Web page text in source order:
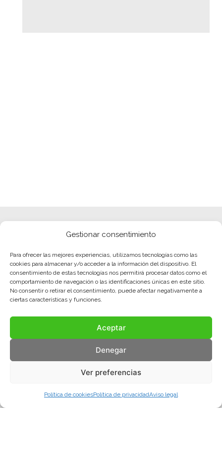
Gestionar consentimiento
Para ofrecer las mejores experiencias, utilizamos tecnologías como las
cookies para almacenar y/o acceder a la información del dispositivo. El
consentimiento de estas tecnologías nos permitirá procesar datos como el
comportamiento de navegación o las identificaciones únicas en este sitio.
No consentir o retirar el consentimiento, puede afectar negativamente a
ciertas características y funciones.
Aceptar
Denegar
Ver preferencias
Política de cookiesPolítica de privacidadAviso legal